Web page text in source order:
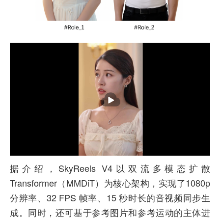
据介绍，SkyReels V4以双流多模态扩散
Transformer（MMDiT）为核心架构，实现了1080p
分辨率、32 FPS 帧率、15 秒时长的音视频同步生
成。同时，还可基于参考图片和参考运动的主体进